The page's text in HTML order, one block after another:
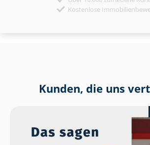
Kostenlose
Kunden, die uns